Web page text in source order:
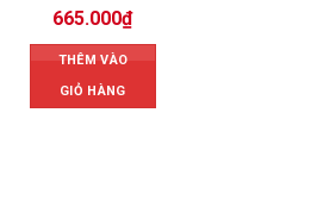
665.000₫
THÊM VÀO
GIỎ HÀNG